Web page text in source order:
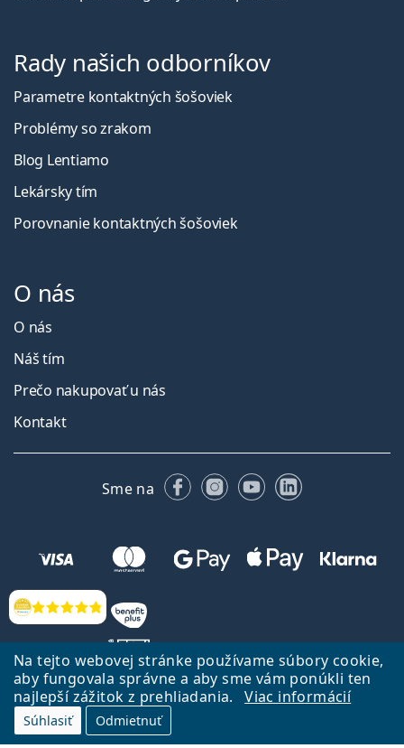
Na tejto webovej stránke používame súbory cookie,
aby fungovala správne a aby sme vám ponúkli ten
najlepší zážitok z prehliadania.
Viac informácií
Súhlasiť Odmietnuť
Hodnotenia
Rady našich odborníkov
Parametre kontaktných šošoviek
Problémy so zrakom
Blog Lentiamo
Lekársky tím
Porovnanie kontaktných šošoviek
O nás
O nás
Náš tím
Prečo nakupovať u nás
Kontakt
Sme na FacebookuInstagrame
YouTubeLinkedIn
Späť na Úvodnu stránku